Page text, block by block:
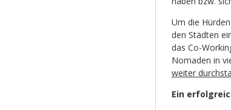
Um die
den Städten
das Co-
Nomaden in
weiter
Ein